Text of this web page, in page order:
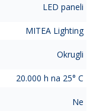
LED paneli
MITEA Lighting
Okrugli
20.000 h na 25° C
Ne